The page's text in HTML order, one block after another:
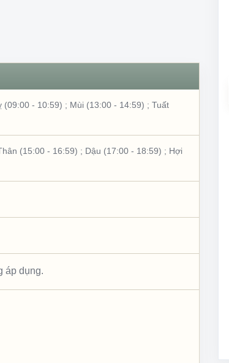
(09:00 - 10:59) ; Mùi (13:00 - 14:59) ; Tuất
(15:00 - 16:59) ; Dậu (17:00 - 18:59) ; Hợi
áp dụng.